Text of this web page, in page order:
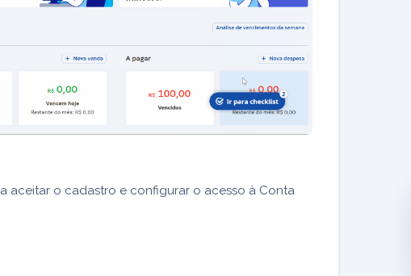
aceitar o cadastro e configurar o acesso à Conta